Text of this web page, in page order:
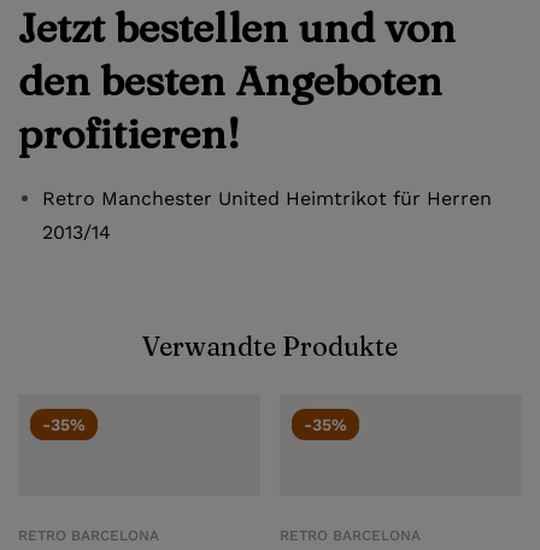
Jetzt bestellen und von
den besten Angeboten
profitieren!
Retro Manchester United Heimtrikot für Herren
2013/14
Verwandte Produkte
-35%
RETRO BARCELONA
-35%
RETRO BARCELONA